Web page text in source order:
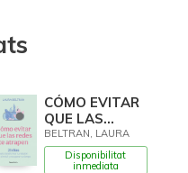
CÓMO EVITAR
QUE LAS
REDES TE
ATRAPEN
BELTRAN, LAURA
Disponibilitat
inmediata